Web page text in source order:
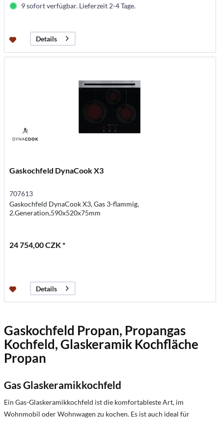
9 sofort verfügbar. Lieferzeit 2-4 Tage.
Details
Gaskochfeld DynaCook X3
707613
Gaskochfeld DynaCook X3, Gas 3-flammig,
2.Generation,590x520x75mm
24 754,00 CZK *
Details
Gaskochfeld Propan, Propangas
Kochfeld, Glaskeramik Kochfläche
Propan
Gas Glaskeramikkochfeld
Ein Gas-Glaskeramikkochfeld ist die komfortableste Art, im
Wohnmobil oder Wohnwagen zu kochen. Es ist auch ideal für